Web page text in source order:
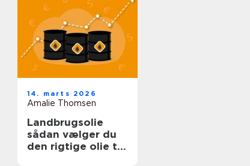
14. marts 2026
Amalie Thomsen
Landbrugsolie
sådan vælger du
den rigtige olie til